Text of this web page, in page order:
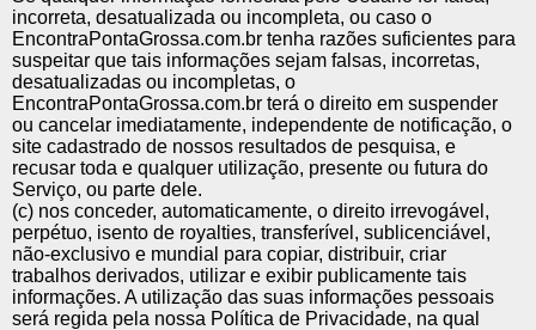
incorreta, desatualizada ou incompleta, ou caso o
EncontraPontaGrossa.com.br tenha razões suficientes para
suspeitar que tais informações sejam falsas, incorretas,
desatualizadas ou incompletas, o
EncontraPontaGrossa.com.br terá o direito em suspender
ou cancelar imediatamente, independente de notificação, o
site cadastrado de nossos resultados de pesquisa, e
recusar toda e qualquer utilização, presente ou futura do
Serviço, ou parte dele.
(c) nos conceder, automaticamente, o direito irrevogável,
perpétuo, isento de royalties, transferível, sublicenciável,
não-exclusivo e mundial para copiar, distribuir, criar
trabalhos derivados, utilizar e exibir publicamente tais
informações. A utilização das suas informações pessoais
será regida pela nossa Política de Privacidade, na qual